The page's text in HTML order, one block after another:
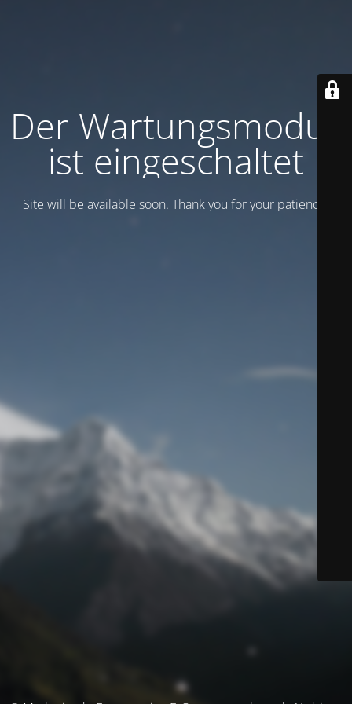
Der Wartungsmodus
ist eingeschaltet
Site will be available soon. Thank you for your patience!